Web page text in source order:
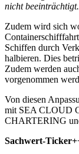
nicht
Zudem wird sich
Schiffen durch
halbieren. Dies
Zudem werden
vorgenommen
Von diesen
mit SEA CLOUD
CHARTERING
Sachwert-